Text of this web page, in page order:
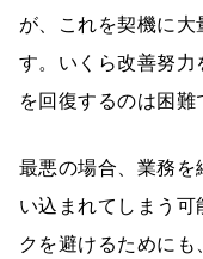
が、これを契機に
す。いくら改善努
を回復するのは困難
最悪の場合、業務
い込まれてしまう
クを避けるために